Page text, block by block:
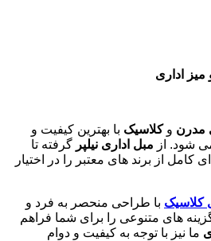
میز اداری
مدرن وکلاسیک با بهترین کیفیت و
شود. از مبل اداری نیلپر گرفته تا
کامل از برند های معتبر را در اختیار
کلاسیک با طراحی منحصر به فرد و
های متنوعی را برای شما فراهم
ما نیز با توجه به کیفیت و دوام